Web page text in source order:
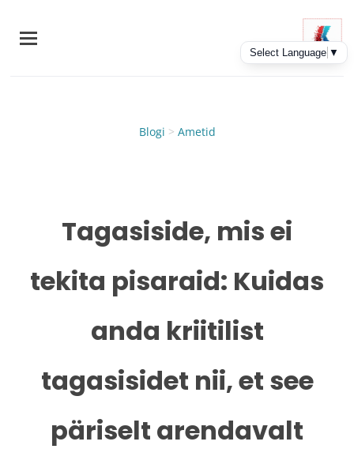
main
Blogi > Ametid
Tagasiside, mis ei
tekita pisaraid: Kuidas
anda kriitilist
tagasisidet nii, et see
päriselt arendavalt